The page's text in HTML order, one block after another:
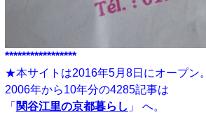
*****************
★本サイトは2016年5月8日にオープン。
2006年から10年分の4285記事は
「 関谷江里の京都暮らし 」 へ。